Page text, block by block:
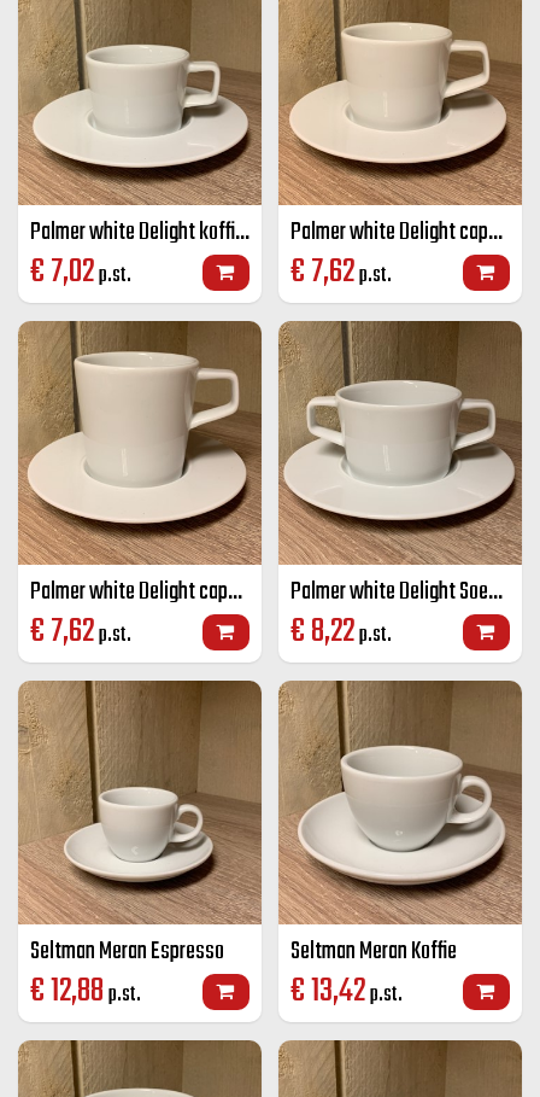
Palmer white Delight koffie K+S wit 15 cl
€7,02p.st.
Palmer white Delight cappuccino K+S wit 18 cl
€7,62p.st.
Palmer white Delight cappuccino groot K+S wit 25 cl
€7,62p.st.
Palmer white Delight Soepkop + schotel
€8,22p.st.
Seltman Meran Espresso
€12,88p.st.
Seltman Meran Koffie
€13,42p.st.